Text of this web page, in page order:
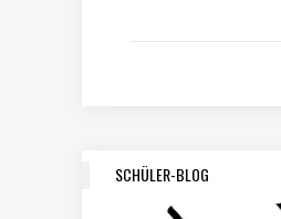
SCHÜLER-BLOG